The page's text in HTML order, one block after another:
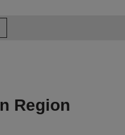
Region